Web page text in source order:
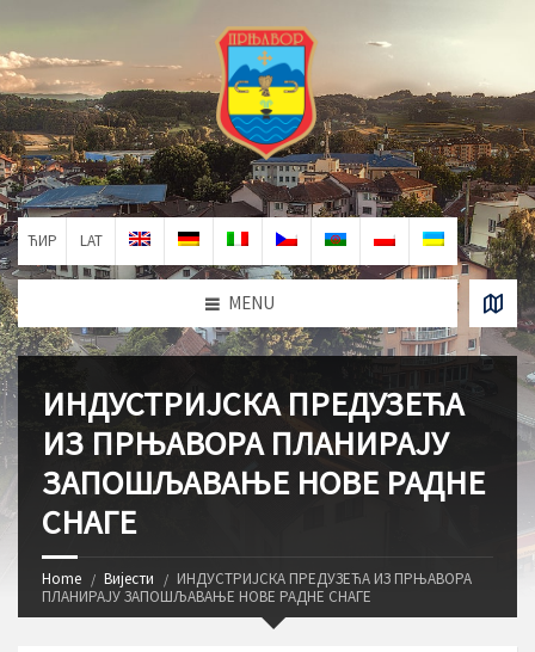
ЋИР LAT
MENU
ИНДУСТРИЈСКА ПРЕДУЗЕЋА
ИЗ ПРЊАВОРА ПЛАНИРАЈУ
ЗАПОШЉАВАЊЕ НОВЕ РАДНЕ
СНАГЕ
Home Вијести
ИНДУСТРИЈСКА ПРЕДУЗЕЋА ИЗ ПРЊАВОРА
ПЛАНИРАЈУ ЗАПОШЉАВАЊЕ НОВЕ РАДНЕ СНАГЕ